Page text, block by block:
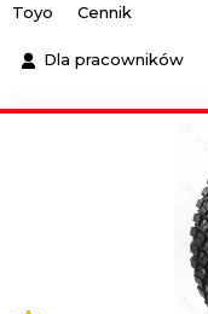
Toyo Cennik
Dla pracowników